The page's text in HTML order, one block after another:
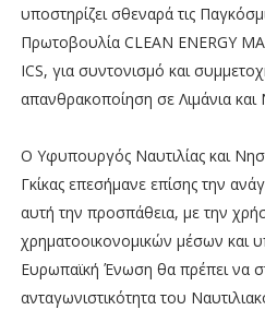
υποστηρίζει σθεναρά τις
Πρωτοβουλία CLEΑN ENERGY
ICS, για συντονισμό και
απανθρακοποίηση σε Λιμάνια και
Ο Υφυπουργός Ναυτιλίας και
Γκίκας επεσήμανε επίσης την
αυτή την προσπάθεια, με την
χρηματοοικονομικών μέσων και
Ευρωπαϊκή Ένωση θα πρέπει να
ανταγωνιστικότητα του